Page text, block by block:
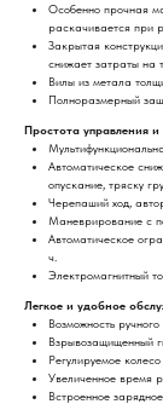
Особенно прочная
раскачивается при
Закрытая
снижает затраты на
Вилы из метала
Полноразмерный
Простота управления и
Автоматическое
опускание, тряску
Черепаший ход,
Маневрирование с
Автоматическое
ч.
Электромагнитный
Легкое и удобное
Возможность
Взрывозащищенный
Регулируемое
Увеличенное время
Встроенное зарядное